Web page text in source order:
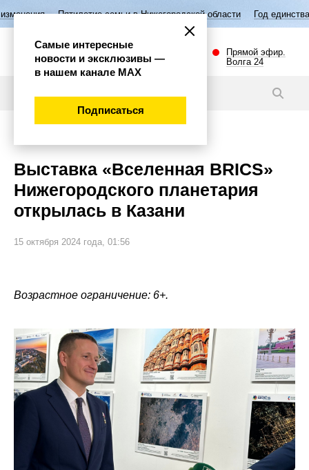
семьи в Нижегородской области Год единства народов России
Прямой эфир.
Волга 24
Выставка «Вселенная BRICS»
Нижегородского планетария
открылась в Казани
15 октября 2024 года, 01:56
Возрастное ограничение: 6+.
Самые интересные
новости и эксклюзивы —
в нашем канале МАХ
Подписаться